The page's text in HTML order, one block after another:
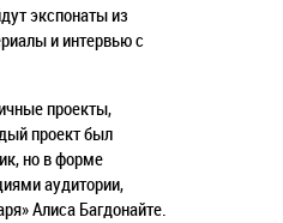
экспонаты из
и интервью с
проекты,
проект был
но в форме
аудитории,
Алиса Багдонайте.